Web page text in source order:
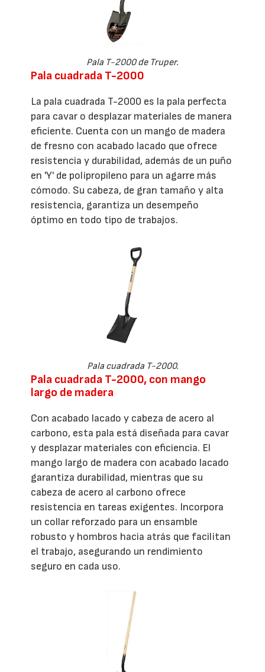
Pala T-2000 de Truper.
Pala cuadrada T-2000
La pala cuadrada T-2000 es la pala perfecta
para cavar o desplazar materiales de manera
eficiente. Cuenta con un mango de madera
de fresno con acabado lacado que ofrece
resistencia y durabilidad, además de un puño
en 'Y' de polipropileno para un agarre más
cómodo. Su cabeza, de gran tamaño y alta
resistencia, garantiza un desempeño
óptimo en todo tipo de trabajos.
Pala cuadrada T-2000.
Pala cuadrada T-2000, con mango
largo de madera
Con acabado lacado y cabeza de acero al
carbono, esta pala está diseñada para cavar
y desplazar materiales con eficiencia. El
mango largo de madera con acabado lacado
garantiza durabilidad, mientras que su
cabeza de acero al carbono ofrece
resistencia en tareas exigentes. Incorpora
un collar reforzado para un ensamble
robusto y hombros hacia atrás que facilitan
el trabajo, asegurando un rendimiento
seguro en cada uso.